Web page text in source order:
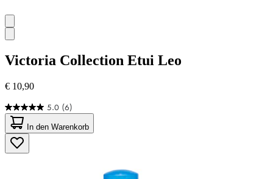
Victoria Collection Etui Leo
€ 10,90
5.0 (6)
5.0
von
5
Sternen.
6
In den Warenkorb